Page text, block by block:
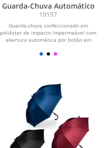
Guarda-Chuva Automático
19197
Guarda-chuva confeccionado em
poliéster de impacto impermeável com
abertura automática por botão em